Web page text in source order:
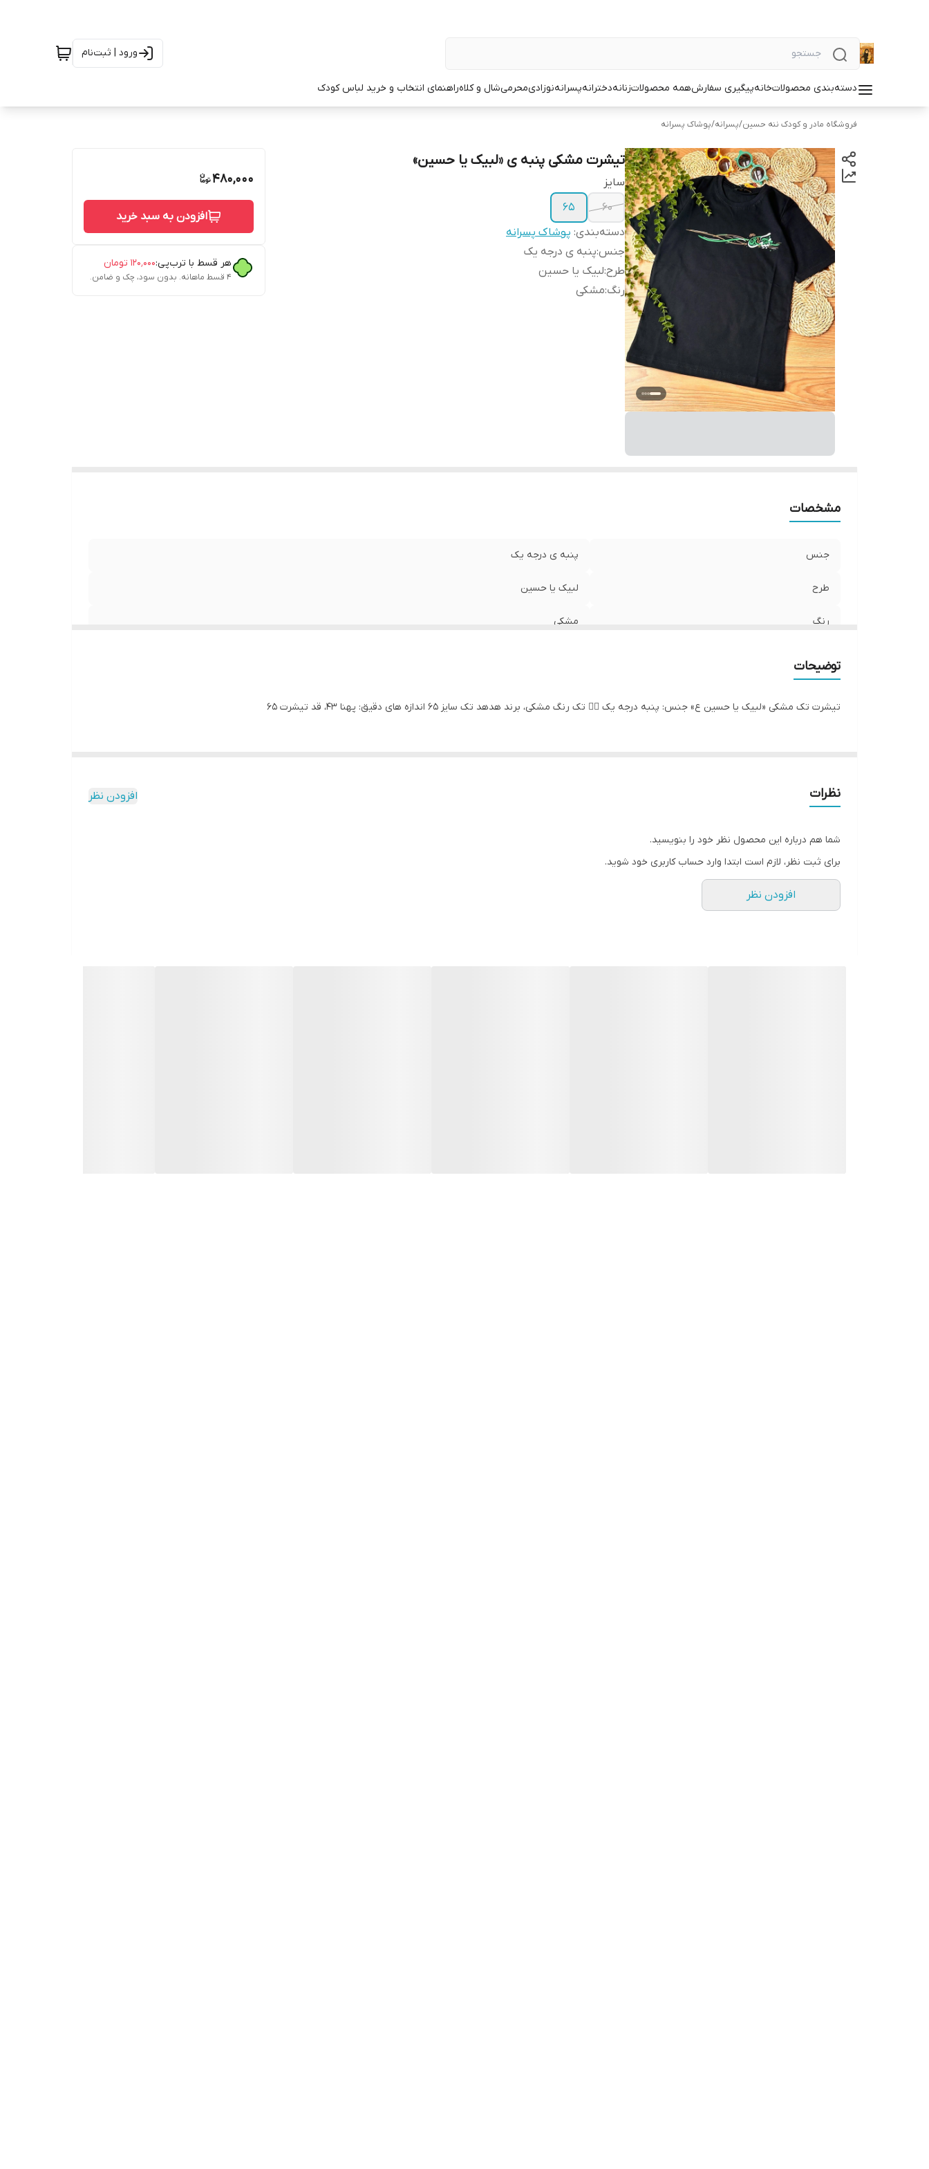
ورود | ثبت‌نام
دسته‌بندی محصولاتخانهپیگیری سفارشهمه محصولاتزنانهدخترانهپسرانهنوزادیمحرمیشال و کلاهراهنمای انتخاب و خرید لباس کودک
فروشگاه مادر و کودک ننه حسین/پسرانه/پوشاک پسرانه
تیشرت مشکی پنبه ی «لبیک یا حسین»
سایز
۶۰
۶۵
دسته‌بندی: پوشاک پسرانه
جنس:پنبه ی درجه یک
طرح:لبیک یا حسین
رنگ:مشکی
480,000
افزودن به سبد خرید
هر قسط با ترب‌پی:۱۲۰٬۰۰۰ تومان
۴ قسط ماهانه. بدون سود، چک و ضامن.
مشخصات
جنس پنبه ی درجه یک
طرح لبیک یا حسین
رنگ مشکی
توضیحات
تیشرت تک مشکی «لبیک یا حسین ع» جنس: پنبه درجه یک 👌🏻 تک رنگ مشکی، برند هدهد تک سایز ۶۵ اندازه های دقیق: پهنا ۴۳، قد تیشرت ۶۵
نظرات افزودن نظر
شما هم درباره این محصول نظر خود را بنویسید.
برای ثبت نظر، لازم است ابتدا وارد حساب کاربری خود شوید.
افزودن نظر